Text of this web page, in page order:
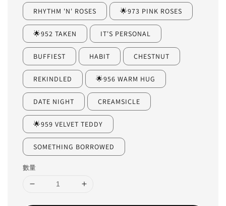
RHYTHM 'N' ROSES 🌟973 PINK ROSES
🌟952 TAKEN IT'S PERSONAL
BUFFIEST HABIT CHESTNUT
REKINDLED 🌟956 WARM HUG
DATE NIGHT CREAMSICLE
🌟959 VELVET TEDDY
SOMETHING BORROWED
數量